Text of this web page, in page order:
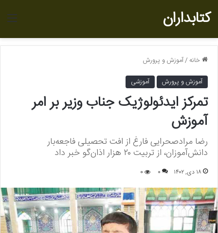
کتابداران
خانه /آموزش و پرورش
آموزش و پرورش
آموزشی
تمرکز ایدئولوژیک جناب وزیر بر امر
آموزش
رضا مرادصحرایی فارغ از افت تحصیلی فاجعه‌بار
دانش‌آموزان، از تربیت ۲۰ هزار اذان‌گو خبر داد
۱۸ دی, ۱۴۰۲ 0
0